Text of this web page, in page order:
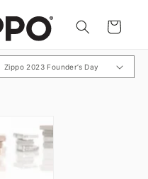
Cart